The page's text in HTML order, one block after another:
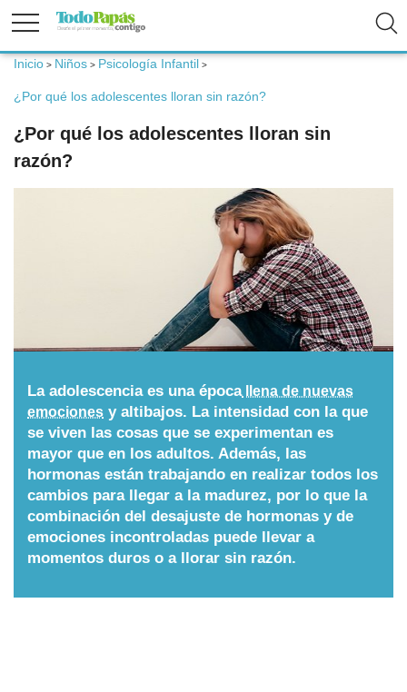
Embarazo
Nombres
Cuentos
Inicio > Niños > Psicología Infantil >
¿Por qué los adolescentes lloran sin razón?
¿Por qué los adolescentes lloran sin
razón?
La adolescencia es una épocallena de nuevas
emociones y altibajos. La intensidad con la que
se viven las cosas que se experimentan es
mayor que en los adultos. Además, las
hormonas están trabajando en realizar todos los
cambios para llegar a la madurez, por lo que la
combinación del desajuste de hormonas y de
emociones incontroladas puede llevar a
momentos duros o a llorar sin razón.